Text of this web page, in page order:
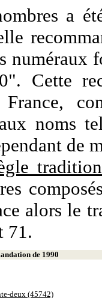
a
numéraux
Cette
noms
de
alors le
71.
de 1990
deux (45742)